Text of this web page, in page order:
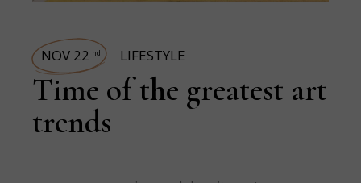
NOV 22 nd LIFESTYLE
Time of the greatest art
trends